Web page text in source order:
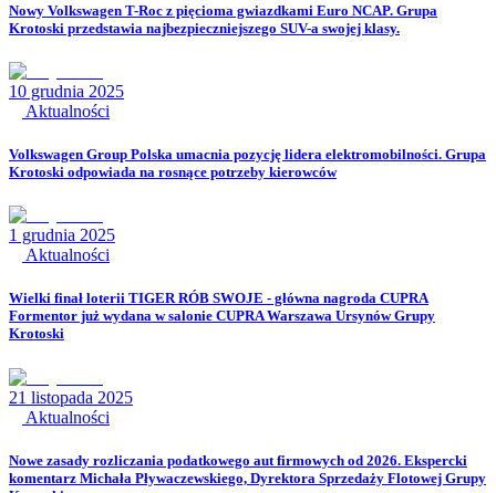
Nowy Volkswagen T-Roc z pięcioma gwiazdkami Euro NCAP. Grupa
Krotoski przedstawia najbezpieczniejszego SUV-a swojej klasy.
10 grudnia 2025
Aktualności
Volkswagen Group Polska umacnia pozycję lidera elektromobilności. Grupa
Krotoski odpowiada na rosnące potrzeby kierowców
1 grudnia 2025
Aktualności
Wielki finał loterii TIGER RÓB SWOJE - główna nagroda CUPRA
Formentor już wydana w salonie CUPRA Warszawa Ursynów Grupy
Krotoski
21 listopada 2025
Aktualności
Nowe zasady rozliczania podatkowego aut firmowych od 2026. Ekspercki
komentarz Michała Pływaczewskiego, Dyrektora Sprzedaży Flotowej Grupy